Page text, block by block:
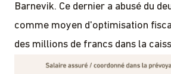
Barnevik. Ce dernier a abusé du
comme moyen d'optimisation
des millions de francs dans la